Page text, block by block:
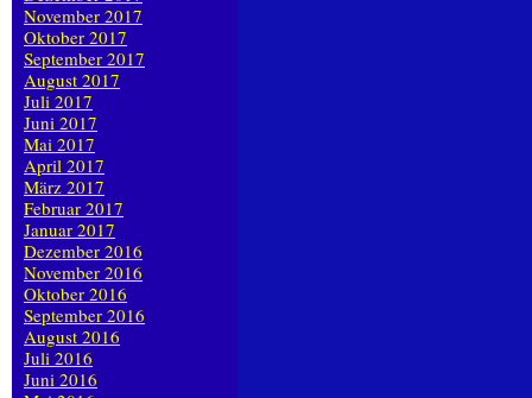
November 2017
Oktober 2017
September 2017
August 2017
Juli 2017
Juni 2017
Mai 2017
April 2017
März 2017
Februar 2017
Januar 2017
Dezember 2016
November 2016
Oktober 2016
September 2016
August 2016
Juli 2016
Juni 2016